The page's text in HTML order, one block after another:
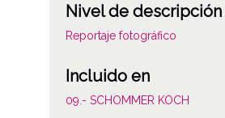
Nivel de descripción
Reportaje fotográfico
Incluido en
09.- SCHOMMER KOCH